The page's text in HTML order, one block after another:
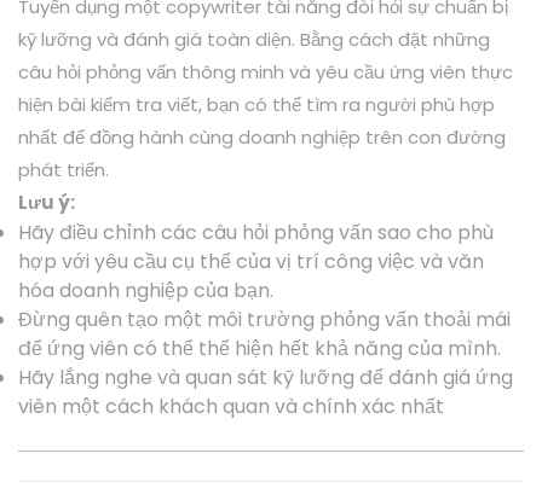
Tuyển dụng một copywriter tài năng đòi hỏi sự chuẩn bị
kỹ lưỡng và đánh giá toàn diện. Bằng cách đặt những
câu hỏi phỏng vấn thông minh và yêu cầu ứng viên thực
hiện bài kiểm tra viết, bạn có thể tìm ra người phù hợp
nhất để đồng hành cùng doanh nghiệp trên con đường
phát triển.
Lưu ý:
Hãy điều chỉnh các câu hỏi phỏng vấn sao cho phù
hợp với yêu cầu cụ thể của vị trí công việc và văn
hóa doanh nghiệp của bạn.
Đừng quên tạo một môi trường phỏng vấn thoải mái
để ứng viên có thể thể hiện hết khả năng của mình.
Hãy lắng nghe và quan sát kỹ lưỡng để đánh giá ứng
viên một cách khách quan và chính xác nhất